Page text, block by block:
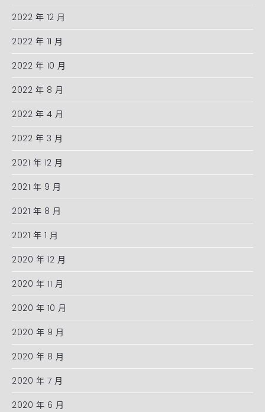
2022 年 12 月
2022 年 11 月
2022 年 10 月
2022 年 8 月
2022 年 4 月
2022 年 3 月
2021 年 12 月
2021 年 9 月
2021 年 8 月
2021 年 1 月
2020 年 12 月
2020 年 11 月
2020 年 10 月
2020 年 9 月
2020 年 8 月
2020 年 7 月
2020 年 6 月